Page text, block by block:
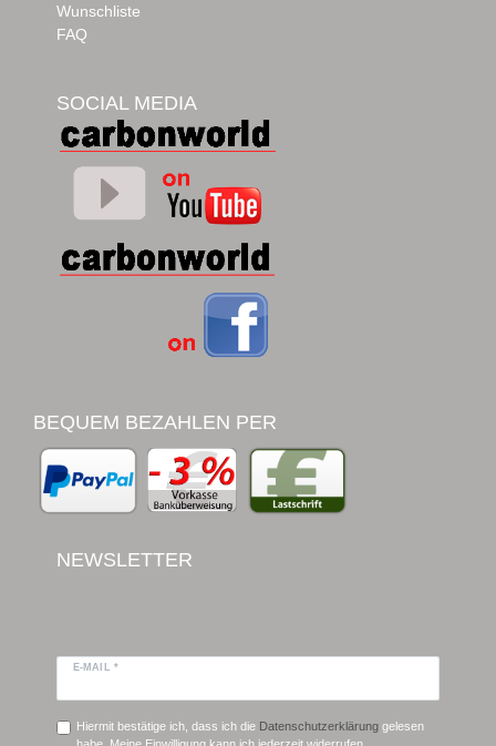
Wunschliste
FAQ
SOCIAL MEDIA
BEQUEM BEZAHLEN PER
NEWSLETTER
E-MAIL *
Hiermit bestätige ich, dass ich die Daten­schutz­erklärunggelesen